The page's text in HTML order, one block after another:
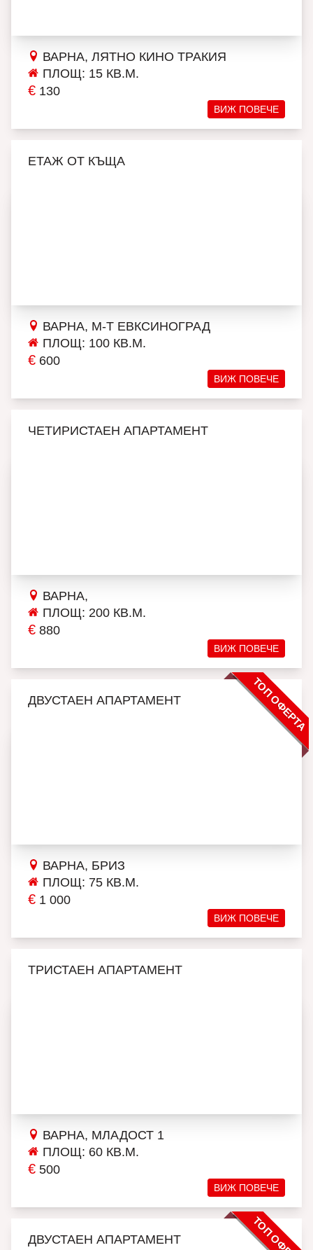
ВАРНА, ЛЯТНО КИНО ТРАКИЯ
ПЛОЩ: 15 КВ.М.
€ 130
ВИЖ ПОВЕЧЕ
ЕТАЖ ОТ КЪЩА
ВАРНА, М-Т ЕВКСИНОГРАД
ПЛОЩ: 100 КВ.М.
€ 600
ВИЖ ПОВЕЧЕ
ЧЕТИРИСТАЕН АПАРТАМЕНТ
ВАРНА,
ПЛОЩ: 200 КВ.М.
€ 880
ВИЖ ПОВЕЧЕ
ТОП ОФЕРТА
ДВУСТАЕН АПАРТАМЕНТ
ВАРНА, БРИЗ
ПЛОЩ: 75 КВ.М.
€ 1 000
ВИЖ ПОВЕЧЕ
ТРИСТАЕН АПАРТАМЕНТ
ВАРНА, МЛАДОСТ 1
ПЛОЩ: 60 КВ.М.
€ 500
ВИЖ ПОВЕЧЕ
ДВУСТАЕН АПАРТАМЕНТ